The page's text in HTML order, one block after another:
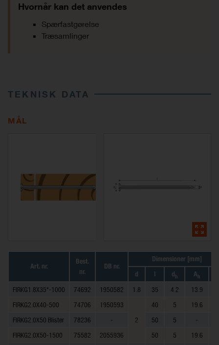
Hvornår kan det anvendes
Spærfastgørelse
Træsamlinger
TEKNISK DATA
MÅL
Art. nr.
Best.
nr.
DB nr.
Dimensioner [mm]
d
l dh Ah
FIRKG1.8X35*-1000 74692 1950582 1.8 35 4.2 13.9
FIRKG2.0X40-500
74706
1950593
2
40 5 19.6
FIRKG2.0X50 Blister
78236 - 50 5 -
FIRKG2.0X50-1500
75582 2055936 50 5 19.6